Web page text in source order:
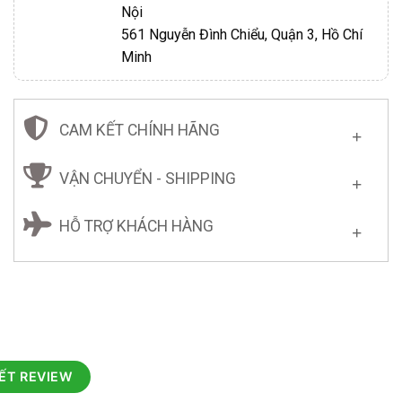
Nội
561 Nguyễn Đình Chiểu, Quận 3, Hồ Chí
Minh
CAM KẾT CHÍNH HÃNG
VẬN CHUYỂN - SHIPPING
HỖ TRỢ KHÁCH HÀNG
REVIEW